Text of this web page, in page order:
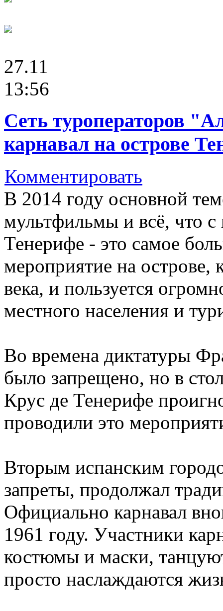
27.11
13:56
Сеть туроператоров
карнавал на острове
Комментировать
В 2014 году основной
мультфильмы и всё, что с
Тенерифе - это самое
мероприятие на острове,
века, и пользуется
местного населения и
Во времена диктатуры
было запрещено, но в
Крус де Тенерифе
проводили это
Вторым испанским
запреты, продолжал
Официально карнавал
1961 году. Участники
костюмы и маски,
просто наслаждаются